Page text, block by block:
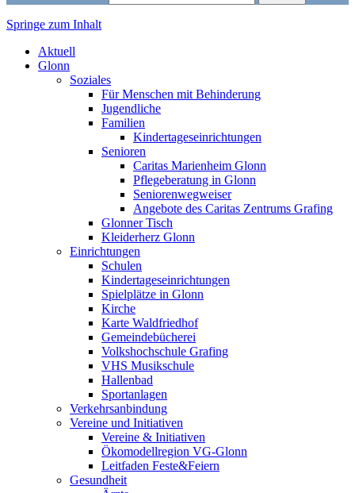
Markt Glonn
Springe zum Inhalt
Aktuell
Glonn
Soziales
Für Menschen mit Behinderung
Jugendliche
Familien
Kindertageseinrichtungen
Senioren
Caritas Marienheim Glonn
Pflegeberatung in Glonn
Seniorenwegweiser
Angebote des Caritas Zentrums Grafing
Glonner Tisch
Kleiderherz Glonn
Einrichtungen
Schulen
Kindertageseinrichtungen
Spielplätze in Glonn
Kirche
Karte Waldfriedhof
Gemeindebücherei
Volkshochschule Grafing
VHS Musikschule
Hallenbad
Sportanlagen
Verkehrsanbindung
Vereine und Initiativen
Vereine & Initiativen
Ökomodellregion VG-Glonn
Leitfaden Feste&Feiern
Gesundheit